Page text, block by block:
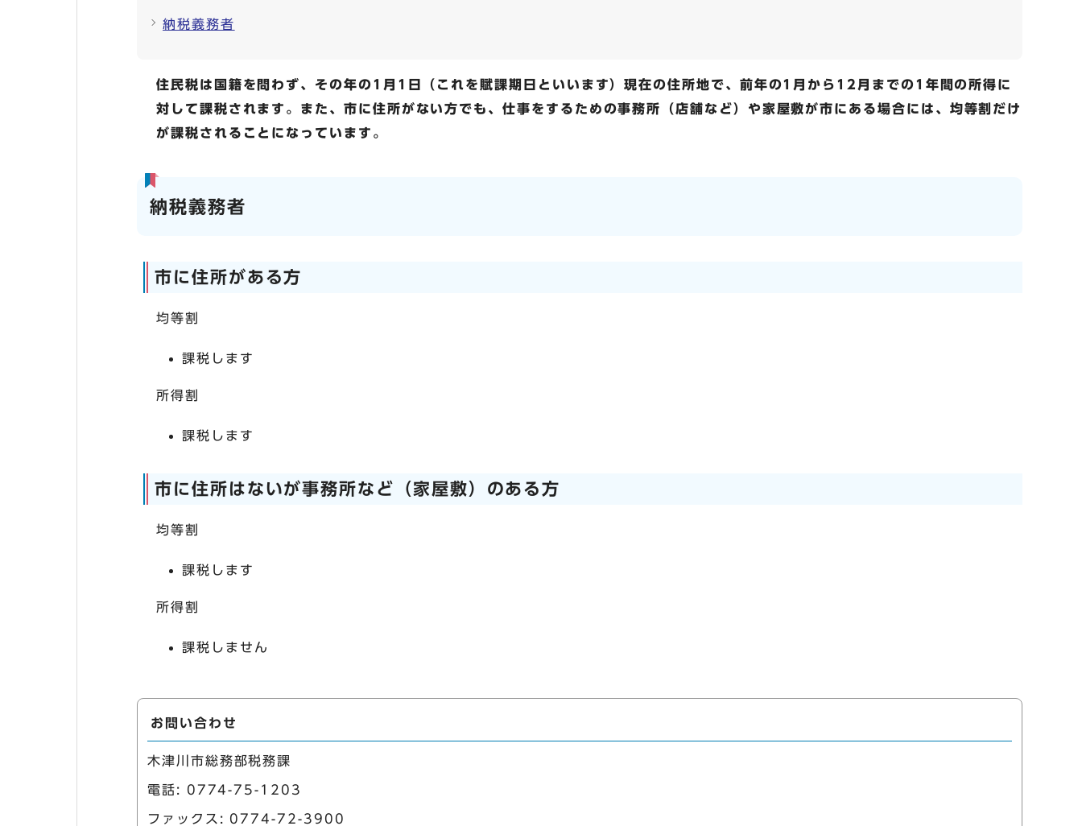
納税義務者
住民税は国籍を問わず、その年の1月1日（これを賦課期日といいます）現在の住所地で、前年の1月から12月までの1年間の所得に
対して課税されます。また、市に住所がない方でも、仕事をするための事務所（店舗など）や家屋敷が市にある場合には、均等割だけ
が課税されることになっています。
納税義務者
市に住所がある方
均等割
課税します
所得割
課税します
市に住所はないが事務所など（家屋敷）のある方
均等割
課税します
所得割
課税しません
お問い合わせ
木津川市総務部税務課
電話: 0774-75-1203
ファックス: 0774-72-3900